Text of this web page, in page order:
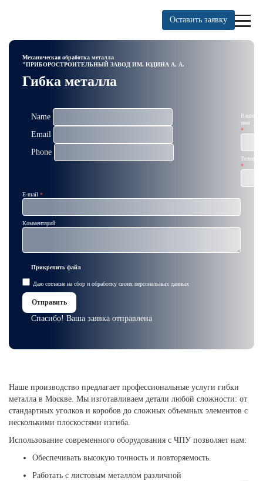
Оставить заявку
Механическая обработка металла
"ПРИБОРОСТРОИТЕЛЬНЫЙ ЗАВОД ИМ. ЮДИНА А. А.
Гибка металла
Name
Email
Phone
Ваше
имя
Телефон
E-mail
Комментарий
Прикрепить файл
Даю согласие на сбор и обработку своих персональных данных
Отправить
Спасибо! Ваша заявка отправлена
Наше производство предлагает профессиональные услуги гибки
металла в Москве. Мы изготавливаем детали любой сложности: от
стандартных уголков и коробов до сложных объемных элементов с
несколькими плоскостями изгиба.
Использование современного оборудования с ЧПУ позволяет нам:
Обеспечивать высокую точность и повторяемость.
Работать с листовым металлом различной